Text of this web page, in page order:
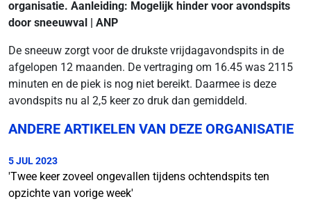
organisatie. Aanleiding: Mogelijk hinder voor avondspits
door sneeuwval | ANP
De sneeuw zorgt voor de drukste vrijdagavondspits in de
afgelopen 12 maanden. De vertraging om 16.45 was 2115
minuten en de piek is nog niet bereikt. Daarmee is deze
avondspits nu al 2,5 keer zo druk dan gemiddeld.
ANDERE ARTIKELEN VAN DEZE ORGANISATIE
5 JUL 2023
'Twee keer zoveel ongevallen tijdens ochtendspits ten
opzichte van vorige week'